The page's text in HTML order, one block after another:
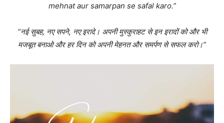
mehnat aur samarpan se safal karo.”
“नई सुबह, नए सपने, नए इरादे। अपनी मुस्कुराहट से इन इरादों को और भी
मजबूत बनाओ और हर दिन को अपनी मेहनत और समर्पण से सफल करो।”